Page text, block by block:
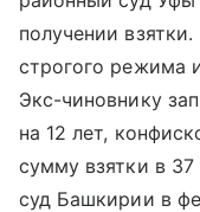
получении
строгого режима
Экс-чиновнику
на 12 лет,
сумму взятки в
суд Башкирии в